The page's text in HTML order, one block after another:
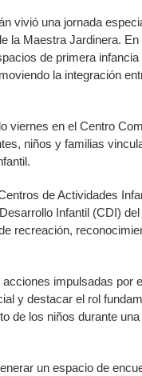
vivió una jornada
la Maestra Jardinera.
de primera
la integración
viernes en el Centro
niños y familias
de Actividades
Infantil (CDI)
recreación,
impulsadas por
y destacar el rol
de los niños durante
un espacio de